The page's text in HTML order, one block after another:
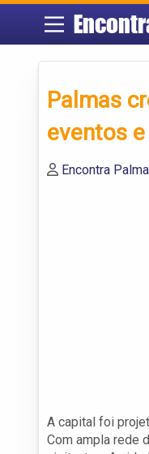
Palmas
eventos
Encontra
A capital foi
Com ampla rede